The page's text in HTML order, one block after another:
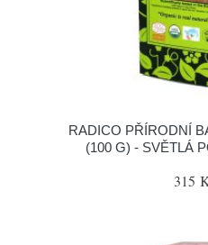
RADICO PŘÍRODNÍ
(100 G) - SVĚTLÁ
315